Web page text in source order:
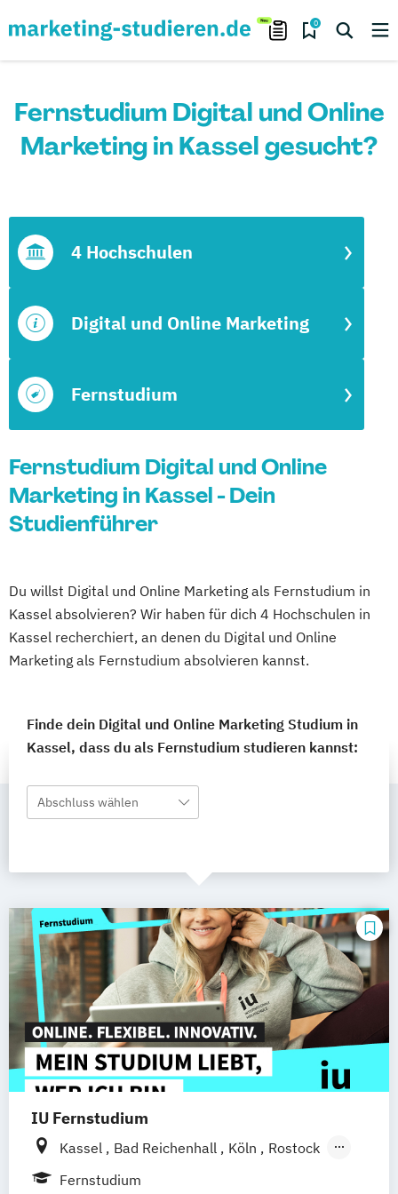
0
Fernstudium Digital und Online
Marketing in Kassel gesucht?
Fernstudium
Digital und Online Marketing
4 Hochschulen
Fernstudium Digital und Online
Marketing in Kassel - Dein
Studienführer
Du willst Digital und Online Marketing als Fernstudium in
Kassel absolvieren? Wir haben für dich 4 Hochschulen in
Kassel recherchiert, an denen du Digital und Online
Marketing als Fernstudium absolvieren kannst.
Finde dein Digital und Online Marketing Studium in
Kassel, dass du als Fernstudium studieren kannst:
Abschluss wählen
IU Fernstudium
Kassel Bad Reichenhall Köln
Rostock
Freiburg
Fernstudium